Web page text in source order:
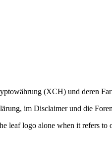
(XCH) und deren
im Disclaimer und die
logo alone when it refers to or